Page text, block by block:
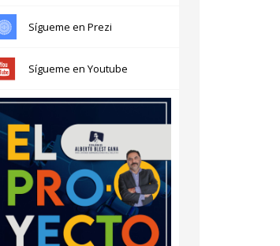
Sígueme en Prezi
Sígueme en Youtube